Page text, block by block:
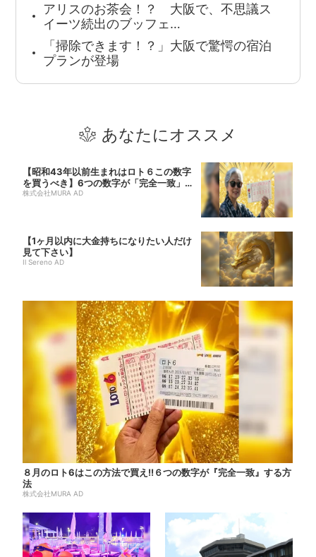
アリスのお茶会！？ 大阪で、不思議ス
イーツ続出のブッフェ…
「掃除できます！？」大阪で驚愕の宿泊
プランが登場
あなたにオススメ
【昭和43年以前生まれはロト６この数字
を買うべき】6つの数字が「完全一致」す
る方...
株式会社MURA AD
【1ヶ月以内に大金持ちになりたい人だけ
見て下さい】
Il Sereno AD
８月のロト6はこの方法で買え!!６つの数字が『完全一致』する方
法
株式会社MURA AD